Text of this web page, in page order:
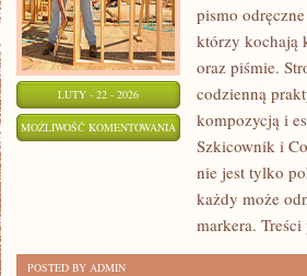
LUTY - 22 - 2026
MOŻLIWOŚĆ KOMENTOWANIA SZKICOWNIK
CODZIENNA
PRAKTYKA
pismo
którzy kochają
oraz piśmie.
codzienną
kompozycją i
Szkicownik i
nie jest tylko
każdy może
markera. Treści
POSTED BY ADMIN